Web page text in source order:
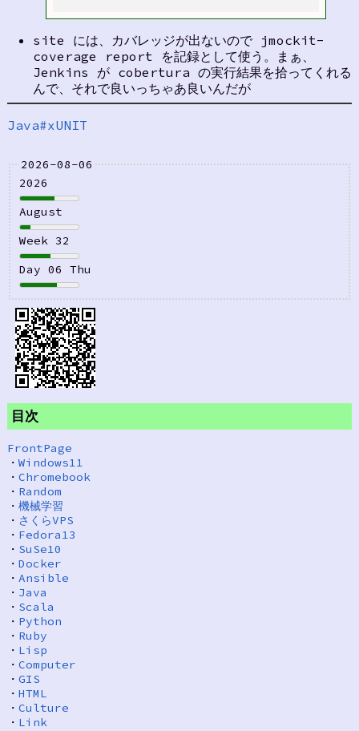
2026-08-06
2026
August
Week 32
Day 06 Thu
目次
FrontPage
・Windows11
・ Chromebook
・ Random
・ 機械学習
・ さくらVPS
・ Fedora13
・ SuSe10
・ Docker
・ Ansible
・ Java
・ Scala
・ Python
・ Ruby
・ Lisp
・ Computer
・ GIS
・ HTML
・ Culture
・ Link
site には、カバレッジが出ないので jmockit-
coverage report を記録として使う。まぁ、
Jenkins が cobertura の実行結果を拾ってくれる
んで、それで良いっちゃあ良いんだが
Java#xUNIT